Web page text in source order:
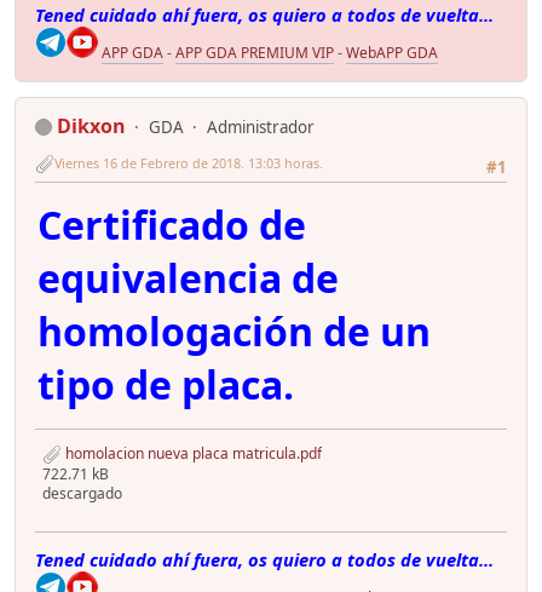
Tened cuidado ahí fuera, os quiero a todos de vuelta...
APP GDA-APP GDA PREMIUM VIP-WebAPP GDA
Dikxon GDA
Administrador
#1
Viernes 16 de Febrero de 2018. 13:03 horas.
Certificado de
equivalencia de
homologación de un
tipo de placa.
homolacion nueva placa matricula.pdf
722.71 kB
descargado
Tened cuidado ahí fuera, os quiero a todos de vuelta...